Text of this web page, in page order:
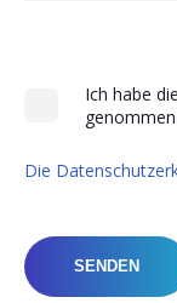
Ich habe
Die